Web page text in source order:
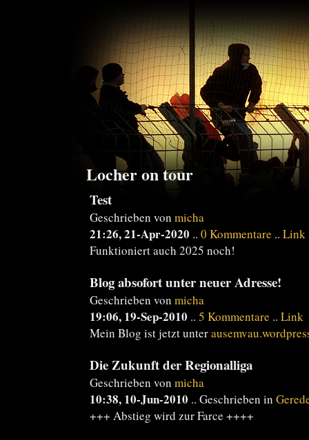
Locher on tour
Test
Geschrieben von micha
21:26, 21-Apr-2020 .. 0 Kommentare .. Link
Funktioniert auch 2025 noch!
Blog absofort unter neuer Adresse!
Geschrieben von micha
19:06, 19-Sep-2010 .. 5 Kommentare .. Link
Mein Blog ist jetzt unter
Die Zukunft der Regionalliga
Geschrieben von micha
10:38, 10-Jun-2010 .. Geschrieben in
+++ Abstieg wird zur Farce ++++